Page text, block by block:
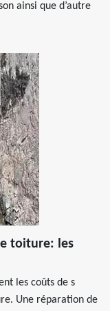
ainsi que d’autre
toiture: les
les coûts de s
Une réparation de